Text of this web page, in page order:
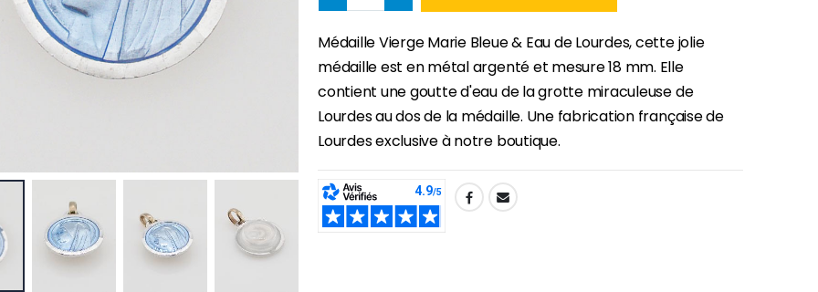
Médaille Vierge Marie Bleue & Eau de Lourdes, cette jolie
médaille est en métal argenté et mesure 18 mm. Elle
contient une goutte d'eau de la grotte miraculeuse de
Lourdes au dos de la médaille. Une fabrication française de
Lourdes exclusive à notre boutique.
SHARE: